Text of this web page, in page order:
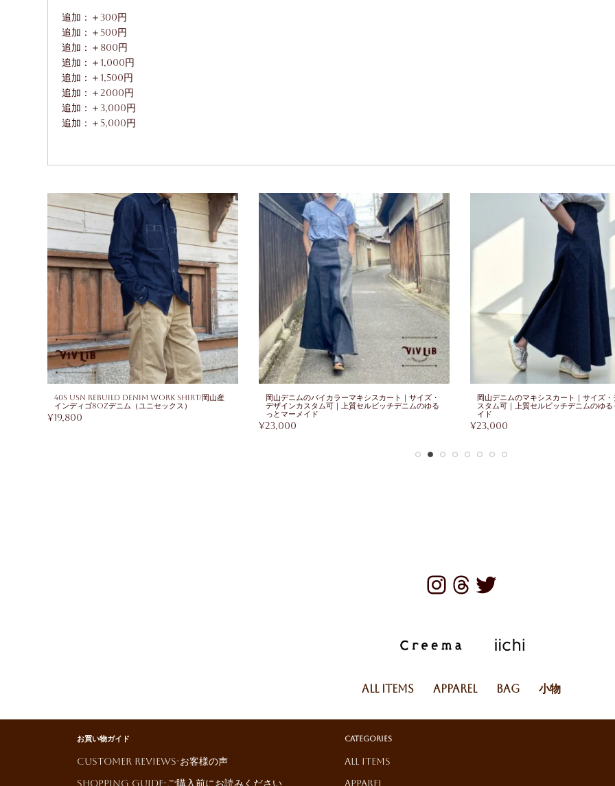
追加：＋300円
追加：＋500円
追加：＋800円
追加：＋1,000円
追加：＋1,500円
追加：＋2000円
追加：＋3,000円
追加：＋5,000円
40s USN Rebuild Denim Work Shirt/岡山産
インディゴ8ozデニム（ユニセックス）
¥19,800
岡山デニムのバイカラーマキシスカート｜サイズ・
デザインカスタム可｜上質セルビッチデニムのゆる
っとマーメイド
¥23,000
岡山デニムのマキシスカート｜サイズ・
スタム可｜上質セルビッチデニムのゆる
イド
¥23,000
All Items Apparel Bag 小物
お買い物ガイド
Customer reviews-お客様の声
Shopping Guide-ご購入前にお読みください
Categories
All Items
Apparel